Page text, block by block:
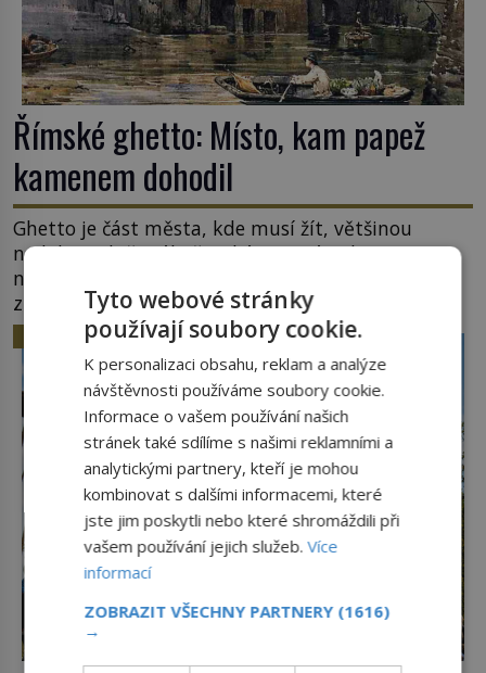
Římské ghetto: Místo, kam papež
kamenem dohodil
Ghetto je část města, kde musí žít, většinou
nedobrovolně, náboženská, rasová nebo
národnostní menšina obyvatel. Bohaté historické
zkušenosti mají s takovým životem Židé. Už od
středověku jsou totiž v každou chvíli nuceni v
nějakém žít. Mezi ty nejslavnější patří i římské
ghetto založené v roce 1555. Pokud jde o vztah
k Židům, nemá se Řím čím chlubit. […]
HISTORIE
Tyto webové stránky
používají soubory cookie.
K personalizaci obsahu, reklam a analýze
návštěvnosti používáme soubory cookie.
Informace o vašem používání našich
stránek také sdílíme s našimi reklamními a
analytickými partnery, kteří je mohou
kombinovat s dalšími informacemi, které
jste jim poskytli nebo které shromáždili při
vašem používání jejich služeb.Více
informací
ZOBRAZIT VŠECHNY PARTNERY (1616)
→